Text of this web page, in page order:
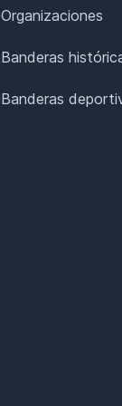
Organizaciones
Banderas
Banderas